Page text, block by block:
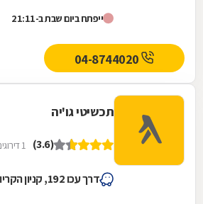
ייפתח ביום שבת ב-21:11
04-8744020
תכשיטי גו'יה
(3.6) 1 דירוגים
דרך עכו 192, קניון הקריון קרית ביאליק